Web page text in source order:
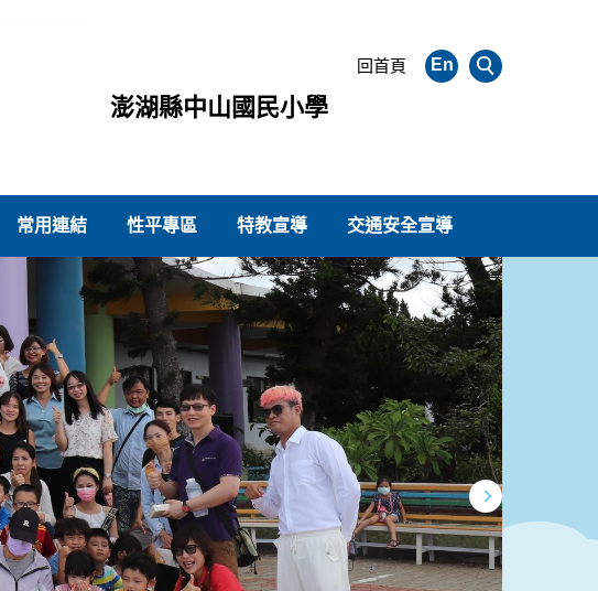
澎湖縣中山國民小學
En
回首頁
常用連結 性平專區 特教宣導 交通安全宣導